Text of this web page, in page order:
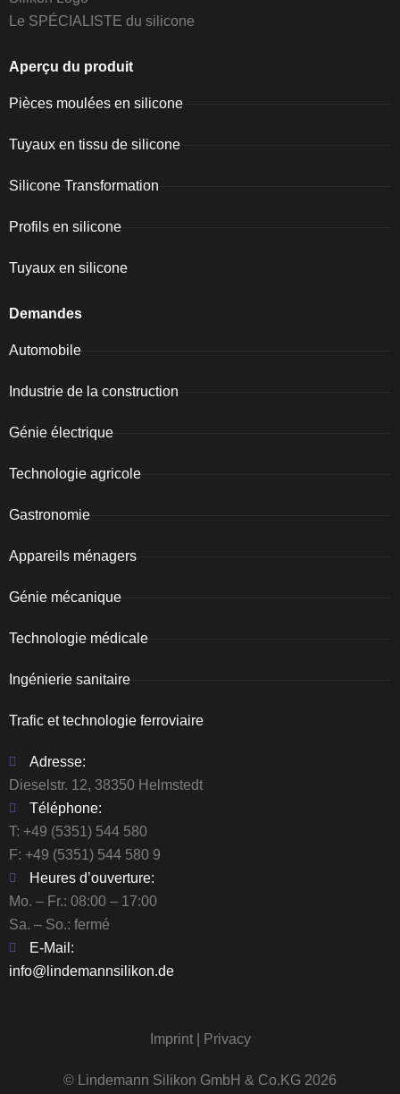
Le SPÉCIALISTE du silicone
Aperçu du produit
Pièces moulées en silicone
Tuyaux en tissu de silicone
Silicone Transformation
Profils en silicone
Tuyaux en silicone
Demandes
Automobile
Industrie de la construction
Génie électrique
Technologie agricole
Gastronomie
Appareils ménagers
Génie mécanique
Technologie médicale
Ingénierie sanitaire
Trafic et technologie ferroviaire
Adresse:
Dieselstr. 12, 38350 Helmstedt
Téléphone:
T: +49 (5351) 544 580
F: +49 (5351) 544 580 9
Heures d’ouverture:
Mo. – Fr.: 08:00 – 17:00
Sa. – So.: fermé
E-Mail:
info@lindemannsilikon.de
© Lindemann Silikon GmbH & Co.KG 2026
Imprint| Privacy